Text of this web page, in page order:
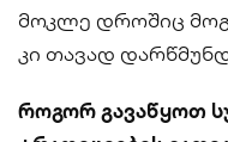
მოკლე დროშიც
კი თავად
როგორ გავაწყოთ